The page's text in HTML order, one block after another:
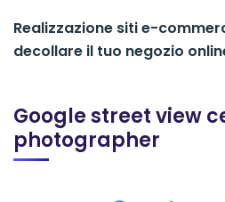
Realizzazione siti e-
decollare il tuo negozio
Google street view
photographer